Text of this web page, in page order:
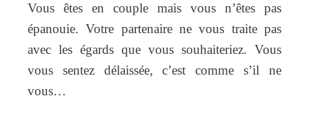
Vous êtes en couple mais vous n’êtes pas
épanouie. Votre partenaire ne vous traite pas
avec les égards que vous souhaiteriez. Vous
vous sentez délaissée, c’est comme s’il ne
vous…